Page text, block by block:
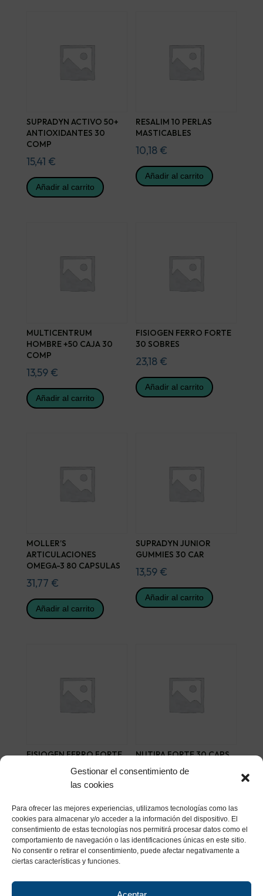
Gestionar el consentimiento de
las cookies
Para ofrecer las mejores experiencias, utilizamos tecnologías como las
cookies para almacenar y/o acceder a la información del dispositivo. El
consentimiento de estas tecnologías nos permitirá procesar datos como el
comportamiento de navegación o las identificaciones únicas en este sitio.
No consentir o retirar el consentimiento, puede afectar negativamente a
ciertas características y funciones.
SUPRADYN ACTIVO 50+
ANTIOXIDANTES 30
COMP
15,41 €
Añadir al carrito
RESALIM 10 PERLAS
MASTICABLES
10,18 €
Añadir al carrito
MULTICENTRUM
HOMBRE +50 CAJA 30
COMP
13,59 €
Añadir al carrito
FISIOGEN FERRO FORTE
30 SOBRES
23,18 €
Añadir al carrito
MOLLER’S
ARTICULACIONES
OMEGA-3 80 CAPSULAS
31,77 €
Añadir al carrito
SUPRADYN JUNIOR
GUMMIES 30 CAR
13,59 €
Añadir al carrito
FISIOGEN FERRO FORTE
Añadir al carrito
NUTIRA FORTE 30 CAPS
14,50€